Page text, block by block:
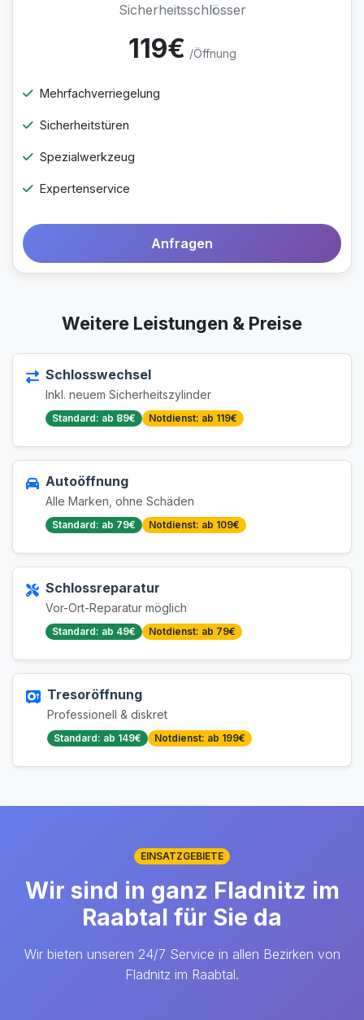
Sicherheitsschlösser
119€ /Öffnung
Mehrfachverriegelung
Sicherheitstüren
Spezialwerkzeug
Expertenservice
Anfragen
Weitere Leistungen & Preise
Schlosswechsel
Inkl. neuem Sicherheitszylinder
Standard: ab 89€ Notdienst: ab 119€
Autoöffnung
Alle Marken, ohne Schäden
Standard: ab 79€ Notdienst: ab 109€
Schlossreparatur
Vor-Ort-Reparatur möglich
Standard: ab 49€ Notdienst: ab 79€
Tresoröffnung
Professionell & diskret
Standard: ab 149€ Notdienst: ab 199€
EINSATZGEBIETE
Wir sind in ganz Fladnitz im
Raabtal für Sie da
Wir bieten unseren 24/7 Service in allen Bezirken von
Fladnitz im Raabtal.